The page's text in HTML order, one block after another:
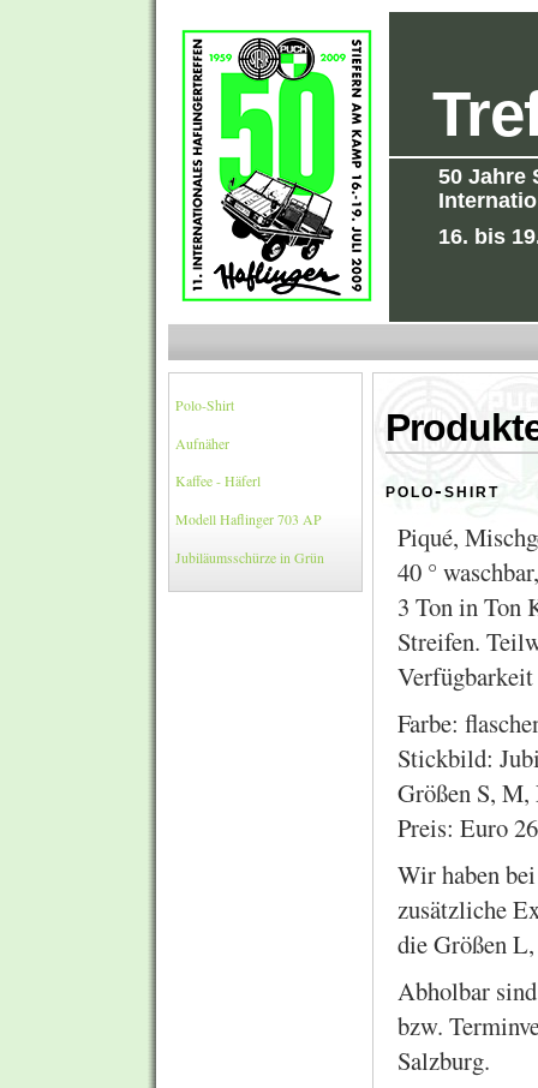
50 Jahre
16. bis
Polo-Shirt
Aufnäher
Kaffee - Häferl
Modell Haflinger 703 AP
Jubiläumsschürze in Grün
polo-shirt
Piqué,
40 °
3 Ton in Ton
Streifen.
Farbe:
Stickbild:
Größen S,
Preis: Euro
Wir haben
zusätzliche
die Größen
Abholbar
bzw.
Salzburg.